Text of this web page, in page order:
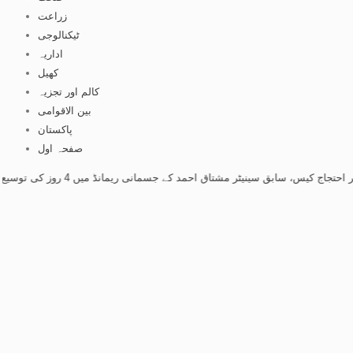
زراعت
ٹیکنالوجی
اداریہ
کھیل
کالم اور تجزیہ
بین الاقوامی
پاکستان
صفحہ اول
سابق سینیٹر مشتاق احمد کے جسمانی ریمانڈ میں 4 روز کی توسیع کشمیر